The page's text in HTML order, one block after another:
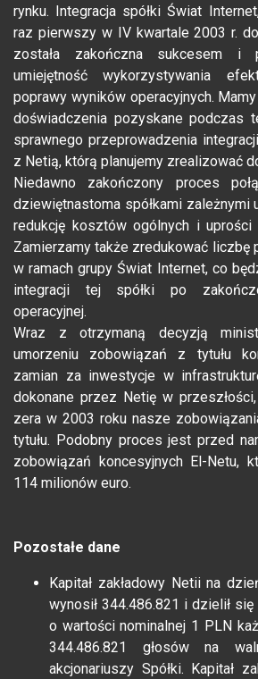
rynku. Integracja spółki Świat
raz pierwszy w IV kwartale 2003 r.
została zakończna sukcesem i
umiejętność wykorzystywania
poprawy wyników operacyjnych.
doświadczenia pozyskane podczas
sprawnego przeprowadzenia
z Netią, którą planujemy zrealizować
Niedawno zakończony proces
dziewiętnastoma spółkami zależnymi
redukcję kosztów ogólnych i uprości
Zamierzamy także zredukować liczbę
w ramach grupy Świat Internet, co
integracji tej spółki po
operacyjnej.
Wraz z otrzymaną decyzją
umorzeniu zobowiązań z tytułu
zamian za inwestycje w
dokonane przez Netię w
zera w 2003 roku nasze
tytułu. Podobny proces jest przed
zobowiązań koncesyjnych El-Netu,
114 milionów euro.
Pozostałe dane
Kapitał zakładowy Netii na
wynosił 344.486.821 i dzielił
o wartości nominalnej 1 PLN
344.486.821 głosów na
akcjonariuszy Spółki. Kapitał